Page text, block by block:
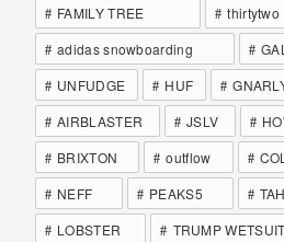
FAMILY TREE
thirtytwo
adidas snowboarding
UNFUDGE
HUF
AIRBLASTER
JSLV
BRIXTON
outflow
NEFF
PEAKS5
LOBSTER
TRUMP